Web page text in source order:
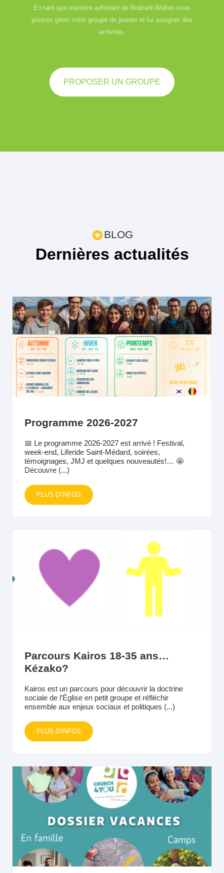
En tant que membre adhérant de Brabant-Wallon vous
pourrez gérer votre groupe de jeunes et lui assigner des
activités.
PROPOSER UN GROUPE
BLOG
Dernières actualités
Programme 2026-2027
📅 Le programme 2026-2027 est arrivé ! Festival,
week-end, Liferide Saint-Médard, soirées,
témoignages, JMJ et quelques nouveautés!… 🤩
Découvre (...)
PLUS D'INFOS
Parcours Kairos 18-35 ans…
Kézako?
Kairos est un parcours pour découvrir la doctrine
sociale de l’Église en petit groupe et réfléchir
ensemble aux enjeux sociaux et politiques (...)
PLUS D'INFOS